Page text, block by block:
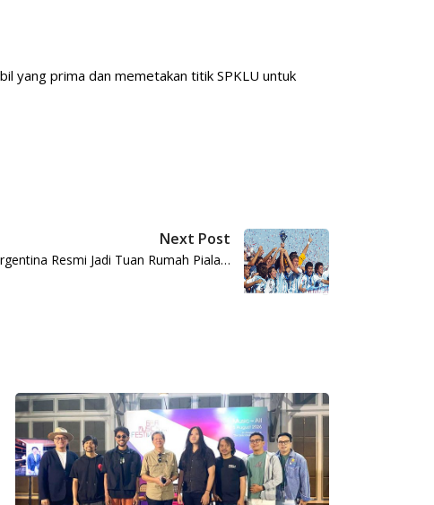
yang prima dan memetakan titik SPKLU untuk
Next Post
Resmi Jadi Tuan Rumah Piala…